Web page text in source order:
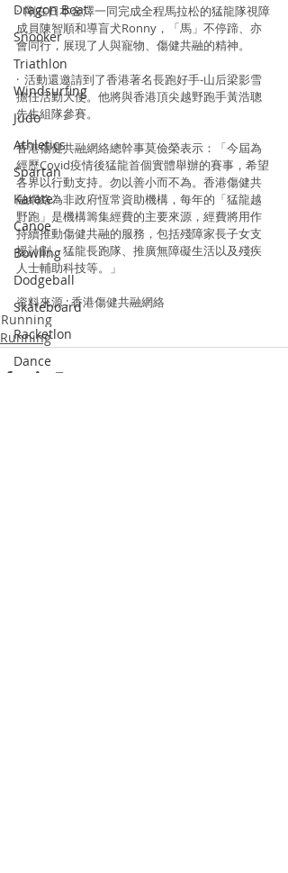
Dragon Boat
Snooker
Triathlon
Windsurfing
Judo
Athletics
Spartan
Karate
Canoe
Bowling
Dodgeball
Skateboard
Racketlon
Dance
·  剛在日本金澤一同完成全程馬拉松的猛龍隊視障
成員陳智順和導盲犬Ronny，「馬」不停蹄、亦
會同行，展現了人與寵物、傷健共融的精神。
·  活動還邀請到了香港著名長跑好手-山后梁影雪
擔任活動大使。他將與香港頂尖越野跑手黃浩聰
先生組隊參賽。
香港傷健共融網絡總幹事莫儉榮表示：「今屆為
經歷Covid疫情後猛龍首個實體舉辦的賽事，希望
各界以行動支持。勿以善小而不為。香港傷健共
融網絡為非政府恆常資助機構，每年的「猛龍越
野跑」是機構籌集經費的主要來源，經費將用作
持續推動傷健共融的服務，包括殘障家長子女支
援計劃、猛龍長跑隊、推廣無障礙生活以及殘疾
人士輔助科技等。」
資料來源 : 香港傷健共融網絡
Running
Running